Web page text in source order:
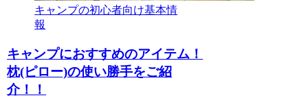
キャンプの初心者向け基本情
報
キャンプにおすすめのアイテム！
枕(ピロー)の使い勝手をご紹
介！！